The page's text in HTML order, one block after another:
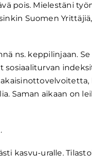
pois. Mielestäni
Suomen
ns. keppilinjaan.
sosiaaliturvan
Saman aikaan on
kasvu-uralle.